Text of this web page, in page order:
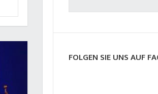
FOLGEN SIE UNS AUF